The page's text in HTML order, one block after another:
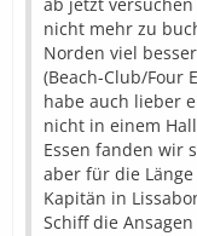
nicht mehr zu
Norden viel
(Beach-Club/Four
habe auch lieber
nicht in einem
Essen fanden wir
aber für die
Kapitän in
Schiff die